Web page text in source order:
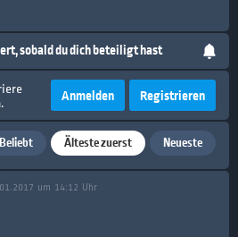
sobald du dich beteiligt hast
Anmelden Registrieren
Beliebt Älteste zuerst Neueste
um 14:12 Uhr